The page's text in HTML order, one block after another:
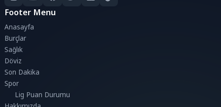
Footer Menu
Anasayfa
Burçlar
Sağlık
Döviz
Son Dakika
Spor
Lig Puan Durumu